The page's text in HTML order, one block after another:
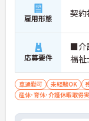
雇用形態 契約
応募要件
■介
福
車通勤可 未経験OK
産休･育休･介護休暇取得